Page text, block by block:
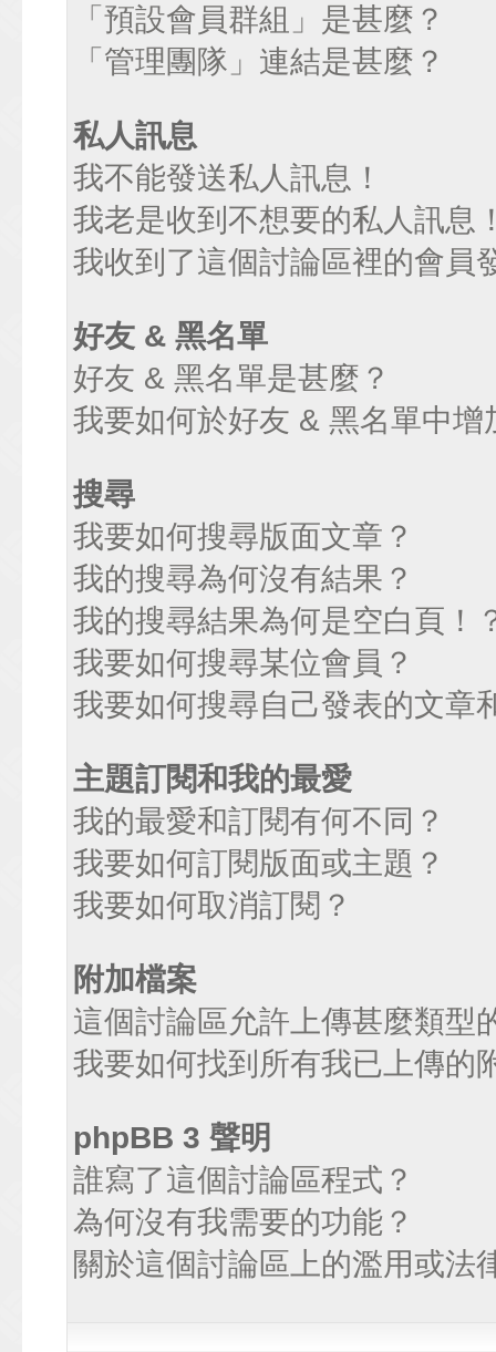
「預設會員群組」是甚麼？
「管理團隊」連結是甚麼？
私人訊息
我不能發送私人訊息！
我老是收到不想要的私人訊息
我收到了這個討論區裡的會員
好友 & 黑名單
好友 & 黑名單是甚麼？
我要如何於好友 & 黑名單中增
搜尋
我要如何搜尋版面文章？
我的搜尋為何沒有結果？
我的搜尋結果為何是空白頁！
我要如何搜尋某位會員？
我要如何搜尋自己發表的文章
主題訂閱和我的最愛
我的最愛和訂閱有何不同？
我要如何訂閱版面或主題？
我要如何取消訂閱？
附加檔案
這個討論區允許上傳甚麼類型
我要如何找到所有我已上傳的
phpBB 3 聲明
誰寫了這個討論區程式？
為何沒有我需要的功能？
關於這個討論區上的濫用或法